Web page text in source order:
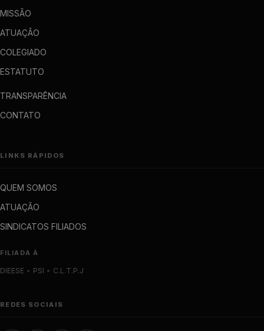
MISSÃO
ATUAÇÃO
COLEGIADO
ESTATUTO
TRANSPARÊNCIA
CONTATO
LINKS RÁPIDOS
QUEM SOMOS
ATUAÇÃO
SINDICATOS FILIADOS
FILIADA À
DIEESE • PSI • C.L.T.P.J
REDES SOCIAIS